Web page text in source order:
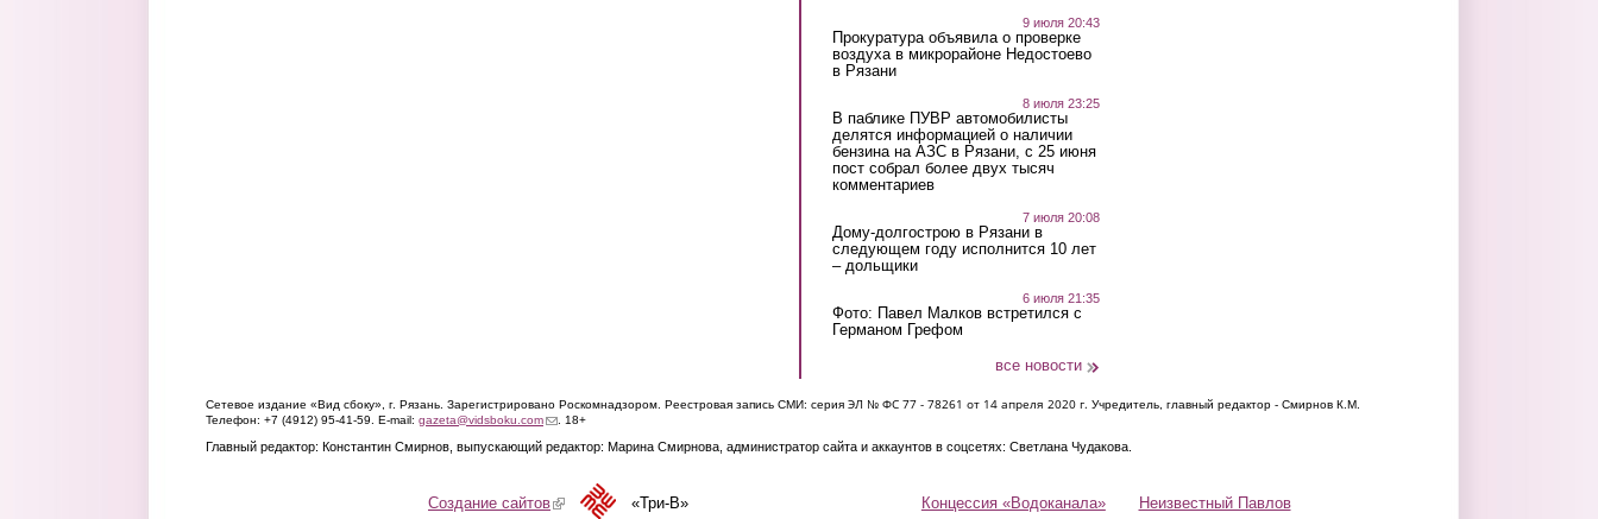
9 июля 20:43
Прокуратура объявила о проверке
воздуха в микрорайоне Недостоево
в Рязани
8 июля 23:25
В паблике ПУВР автомобилисты
делятся информацией о наличии
бензина на АЗС в Рязани, с 25 июня
пост собрал более двух тысяч
комментариев
7 июля 20:08
Дому-долгострою в Рязани в
следующем году исполнится 10 лет
– дольщики
6 июля 21:35
Фото: Павел Малков встретился с
Германом Грефом
все новости
Сетевое издание «Вид сбоку», г. Рязань. Зарегистрировано Роскомнадзором. Реестровая запись СМИ: серия ЭЛ № ФС 77 - 78261 от 14 апреля 2020 г. Учредитель, главный редактор - Смирнов К.М.
Телефон: +7 (4912) 95-41-59. E-mail: gazeta@vidsboku.com(link sends e-mail)
. 18+
Главный редактор: Константин Смирнов, выпускающий редактор: Марина Смирнова, администратор сайта и аккаунтов в соцсетях: Светлана Чудакова.
Концессия «Водоканала» Неизвестный Павлов
Создание сайтов(link is external)«Три-В»